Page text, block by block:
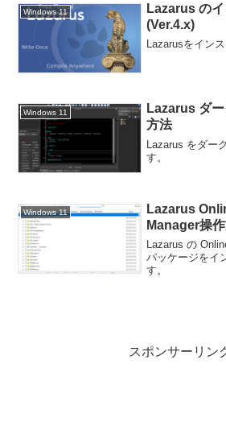
Windows 11
Lazarus の
(Ver.4.x)
Lazarusをイン
Windows 11
Lazarus ダ
方法
Lazarus をダー
す。
Windows 11
Lazarus
Manager操
Lazarus の
パッケージをイ
す。
スポンサーリン